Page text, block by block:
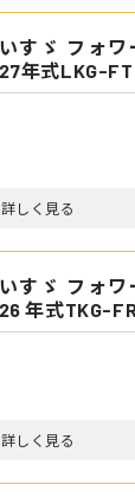
いすゞ フォ
27年式LKG-
詳しく見る
いすゞ フォ
26 年式TKG-
詳しく見る